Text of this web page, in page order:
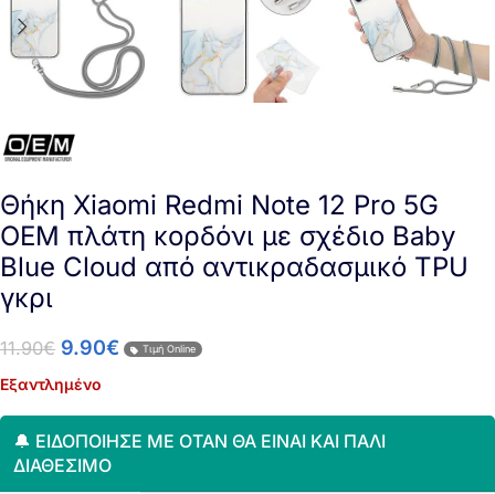
Θήκη Xiaomi Redmi Note 12 Pro 5G
OEM πλάτη κορδόνι με σχέδιο Baby
Blue Cloud από αντικραδασμικό TPU
γκρι
11.90€ 9.90€ Τιμή Online
Εξαντλημένο
🔔 ΕΙΔΟΠΟΊΗΣΈ ΜΕ ΌΤΑΝ ΘΑ ΕΊΝΑΙ ΚΑΙ ΠΆΛΙ
ΔΙΑΘΈΣΙΜΟ